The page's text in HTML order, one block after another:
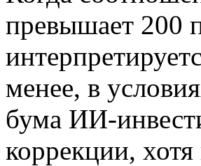
превышает 200
менее, в
бума ИИ-
коррекции,